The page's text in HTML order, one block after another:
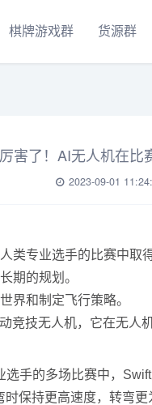
棋牌游戏群 货源群
厉害了！AI无人机在比
2023-09-01
类专业选手的比赛中取
期的规划。
界和制定飞行策略。
技无人机，它在无人
手的多场比赛中，Swift
保持更高速度，转弯